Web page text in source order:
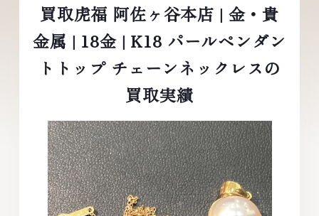
買取虎福 阿佐ヶ谷本店 | 金・貴
金属 | 18金 | K18 パールペンダン
トトップ チェーンネックレスの
買取実績